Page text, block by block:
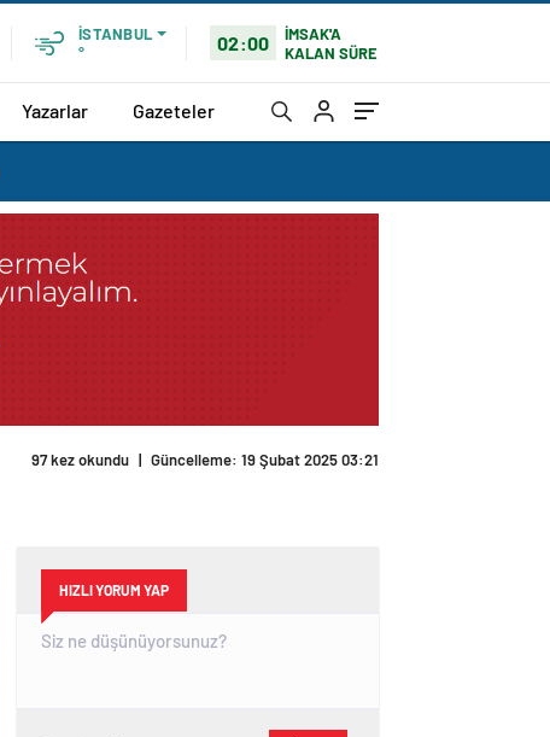
İSTANBUL
°
02:00
İMSAK'A
KALAN SÜRE
Yazarlar Gazeteler
97 kez okundu | Güncelleme: 19 Şubat 2025 03:21
HIZLI YORUM YAP